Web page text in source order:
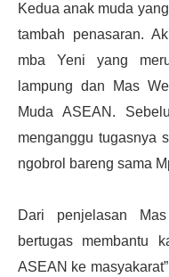
Kedua anak muda
tambah penasaran.
mba Yeni yang
lampung dan Mas
Muda ASEAN.
menganggu tugasnya
ngobrol bareng sama
Dari penjelasan
bertugas membantu
ASEAN ke